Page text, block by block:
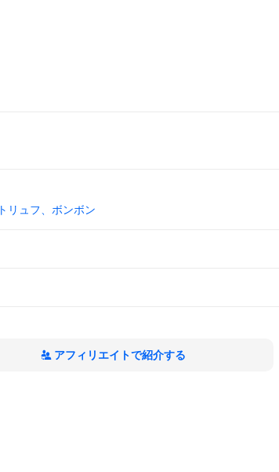
トリュフ、ボンボン
アフィリエイトで紹介する